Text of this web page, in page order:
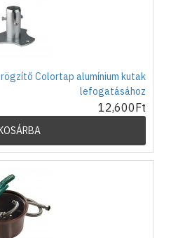
Colortap alumínium kutak
lefogatásához
12,600Ft